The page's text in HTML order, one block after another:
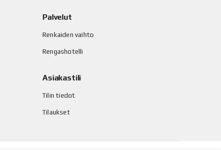
Palvelut
Renkaiden vaihto
Rengashotelli
Asiakastili
Tilin tiedot
Tilaukset